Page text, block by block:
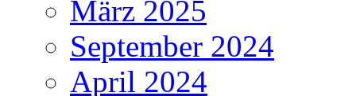
März 2025
September 2024
April 2024